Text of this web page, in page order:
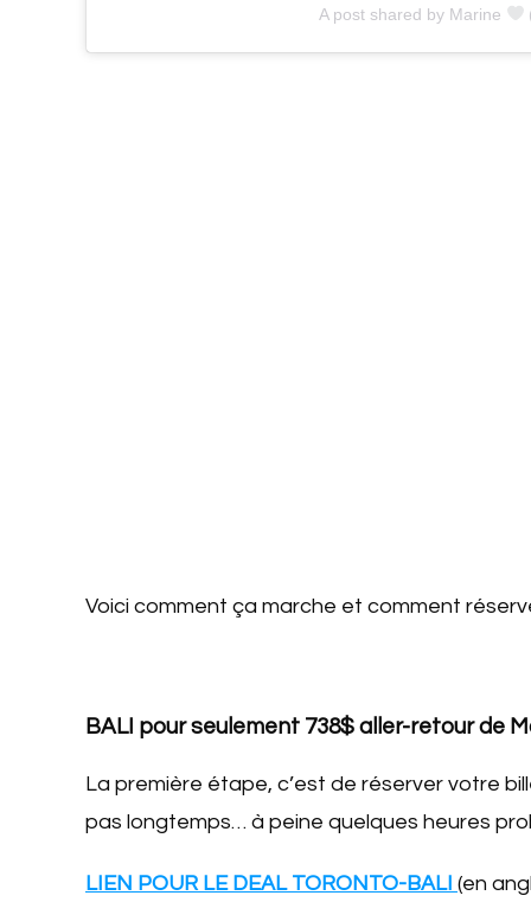
A post shared by Marine
Voici comment ça marche et comment
BALI pour seulement 738$ aller-retour de
La première étape, c’est de réserver votre
pas longtemps… à peine quelques heures
LIEN POUR LE DEAL TORONTO-BALI (en